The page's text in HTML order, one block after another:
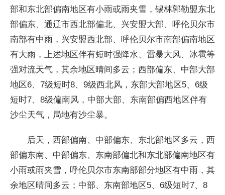
部和东北部偏南地区有小雨或雨夹雪，锡林郭勒盟东北
部偏东、通辽市西北部偏北、兴安盟大部、呼伦贝尔市
南部有中雨，兴安盟西北部、呼伦贝尔市南部偏南地区
有大雨，上述地区伴有短时强降水、雷暴大风、冰雹等
强对流天气，其余地区晴间多云；西部偏东、中部大部
地区6、7级短时8、9级西北风，东部大部地区5、6级
短时7、8级偏南风，中部大部、东南部偏西地区伴有
沙尘天气，局地有沙尘暴。
后天，西部偏南、中部偏东、东北部地区多云，西
部偏东南、中部偏东、东南部偏北和东北部偏南地区有
小雨或雨夹雪，呼伦贝尔市东南部部分地区有中雨，其
余地区晴间多云；中部、东南部地区5、6级短时7、8